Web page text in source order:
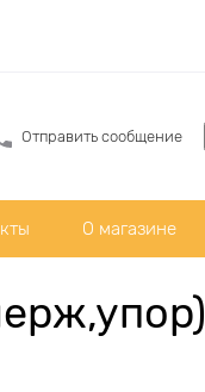
Отправить сообщение
О магазине